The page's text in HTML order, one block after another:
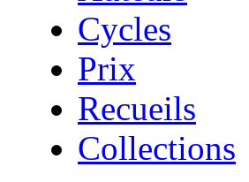
Cycles
Prix
Recueils
Collections